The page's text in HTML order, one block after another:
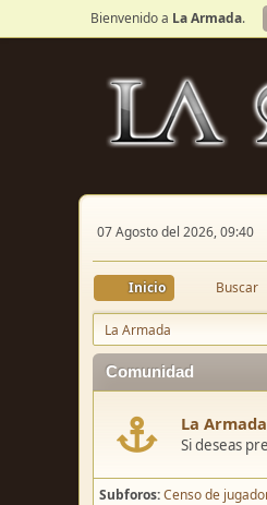
Bienvenido a La Armada.
07 Agosto del 2026, 09:40
Inicio Buscar
La Armada
Comunidad
La Armada
Si deseas
Subforos Censo de